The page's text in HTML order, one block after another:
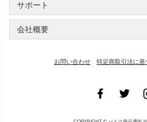
サポート
会社概要
お問い合わせ 特定商取引法に基